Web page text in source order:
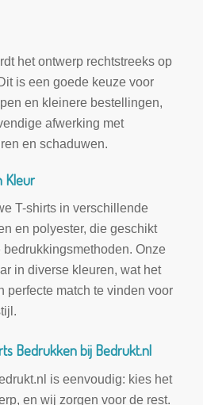
het ontwerp rechtstreeks op
is een goede keuze voor
en kleinere bestellingen,
afwerking met
en schaduwen.
Kleur
T-shirts in verschillende
en polyester, die geschikt
Onze
in diverse kleuren, wat het
perfecte match te vinden voor
Bedrukken bij Bedrukt.nl
is eenvoudig: kies het
en wij zorgen voor de rest.